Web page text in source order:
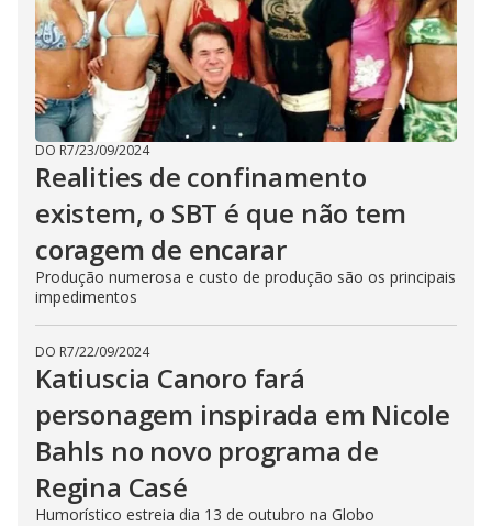
DO R7/23/09/2024
Realities de confinamento
existem, o SBT é que não tem
coragem de encarar
Produção numerosa e custo de produção são os principais
impedimentos
DO R7/22/09/2024
Katiuscia Canoro fará
personagem inspirada em Nicole
Bahls no novo programa de
Regina Casé
Humorístico estreia dia 13 de outubro na Globo